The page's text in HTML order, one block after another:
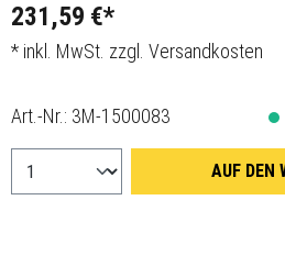
231,59 €*
* inkl. MwSt. zzgl. Versandkosten
Art.-Nr.: 3M-1500083
AUF DEN